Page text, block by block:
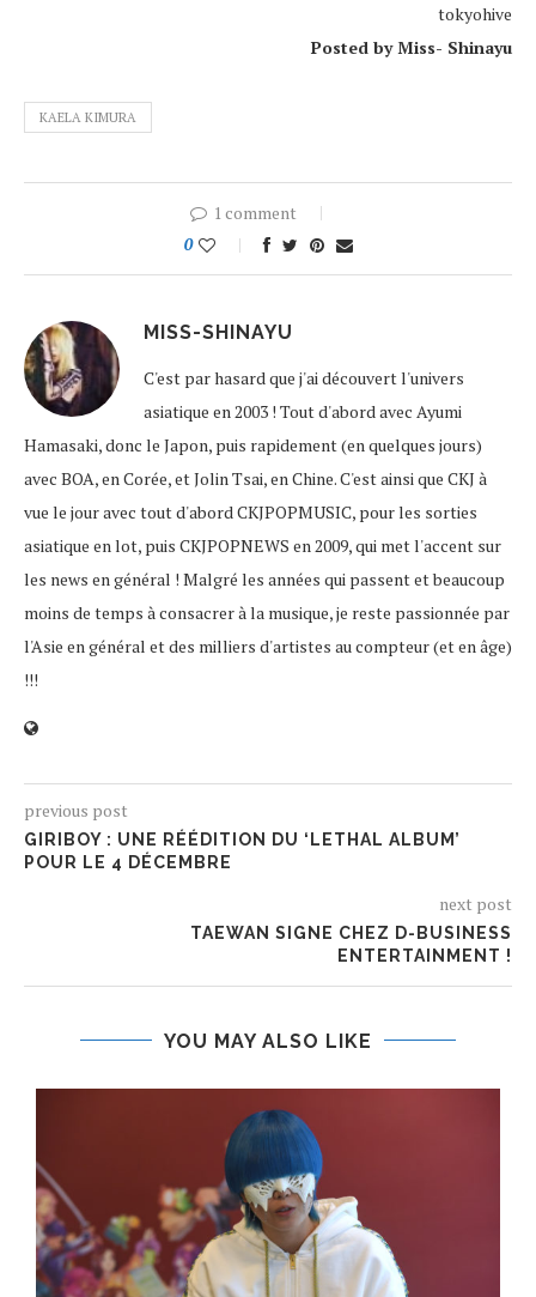
tokyohive
Posted by Miss- Shinayu
KAELA KIMURA
1 comment
0
MISS-SHINAYU
C'est par hasard que j'ai découvert l'univers
asiatique en 2003 ! Tout d'abord avec Ayumi
Hamasaki, donc le Japon, puis rapidement (en quelques jours)
avec BOA, en Corée, et Jolin Tsai, en Chine. C'est ainsi que CKJ à
vue le jour avec tout d'abord CKJPOPMUSIC, pour les sorties
asiatique en lot, puis CKJPOPNEWS en 2009, qui met l'accent sur
les news en général ! Malgré les années qui passent et beaucoup
moins de temps à consacrer à la musique, je reste passionnée par
l'Asie en général et des milliers d'artistes au compteur (et en âge)
!!!
previous post
GIRIBOY : UNE RÉÉDITION DU ‘LETHAL ALBUM’
POUR LE 4 DÉCEMBRE
next post
TAEWAN SIGNE CHEZ D-BUSINESS
ENTERTAINMENT !
YOU MAY ALSO LIKE